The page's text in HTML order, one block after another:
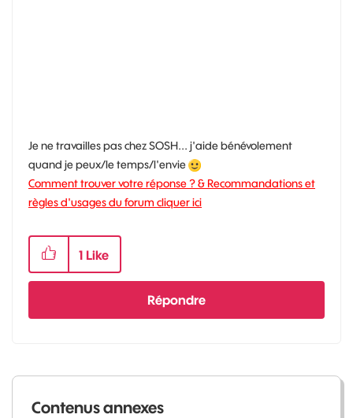
Je ne travailles pas chez SOSH... j'aide bénévolement
quand je peux/le temps/l'envie
Comment trouver votre réponse ? & Recommandations et
règles d'usages du forum cliquer ici
1 Like
Répondre
Contenus annexes